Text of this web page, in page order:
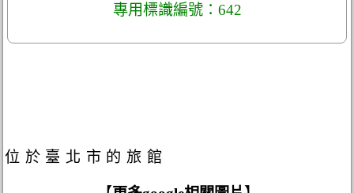
專用標識編號：642
位於臺北市的旅館